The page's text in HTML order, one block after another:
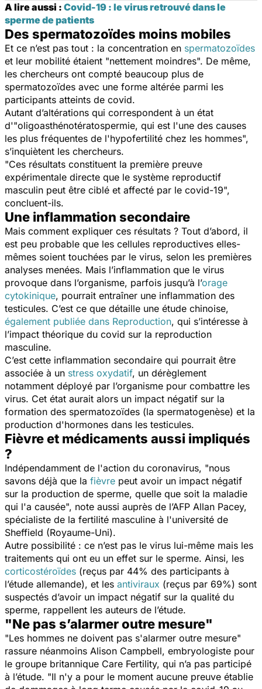
A lire aussi : Covid-19 : le virus retrouvé dans le
sperme de patients
Des spermatozoïdes moins mobiles
Et ce n’est pas tout : la concentration en spermatozoïdes
et leur mobilité étaient "nettement moindres". De même,
les chercheurs ont compté beaucoup plus de
spermatozoïdes avec une forme altérée parmi les
participants atteints de covid.
Autant d’altérations qui correspondent à un état
d'"oligoasthénotératospermie, qui est l'une des causes
les plus fréquentes de l'hypofertilité chez les hommes",
s’inquiètent les chercheurs.
"Ces résultats constituent la première preuve
expérimentale directe que le système reproductif
masculin peut être ciblé et affecté par le covid-19",
concluent-ils.
Une inflammation secondaire
Mais comment expliquer ces résultats ? Tout d’abord, il
est peu probable que les cellules reproductives elles-
mêmes soient touchées par le virus, selon les premières
analyses menées. Mais l’inflammation que le virus
provoque dans l’organisme, parfois jusqu’à l’orage
cytokinique, pourrait entraîner une inflammation des
testicules. C’est ce que détaille une étude chinoise,
également publiée dans Reproduction, qui s’intéresse à
l’impact théorique du covid sur la reproduction
masculine.
C’est cette inflammation secondaire qui pourrait être
associée à un stress oxydatif, un dérèglement
notamment déployé par l’organisme pour combattre les
virus. Cet état aurait alors un impact négatif sur la
formation des spermatozoïdes (la spermatogenèse) et la
production d'hormones dans les testicules.
Fièvre et médicaments aussi impliqués
?
Indépendamment de l'action du coronavirus, "nous
savons déjà que la fièvre peut avoir un impact négatif
sur la production de sperme, quelle que soit la maladie
qui l'a causée", note aussi auprès de l’AFP Allan Pacey,
spécialiste de la fertilité masculine à l'université de
Sheffield (Royaume-Uni).
Autre possibilité : ce n’est pas le virus lui-même mais les
traitements qui ont eu un effet sur le sperme. Ainsi, les
corticostéroïdes (reçus par 44% des participants à
l’étude allemande), et les antiviraux (reçus par 69%) sont
suspectés d’avoir un impact négatif sur la qualité du
sperme, rappellent les auteurs de l’étude.
"Ne pas s’alarmer outre mesure"
"Les hommes ne doivent pas s'alarmer outre mesure"
rassure néanmoins Alison Campbell, embryologiste pour
le groupe britannique Care Fertility, qui n’a pas participé
à l’étude. "Il n'y a pour le moment aucune preuve établie